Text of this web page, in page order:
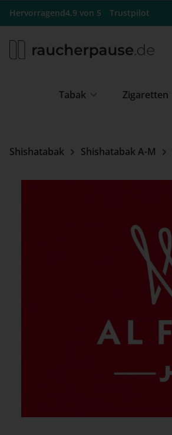
Hauptinhalt springen
Zur Suche springen
Zur Hauptnavigation springen
Hervorragend4.9 von 5 Trustpilot
Tabak Zigaretten
Shishatabak Shishatabak A-M